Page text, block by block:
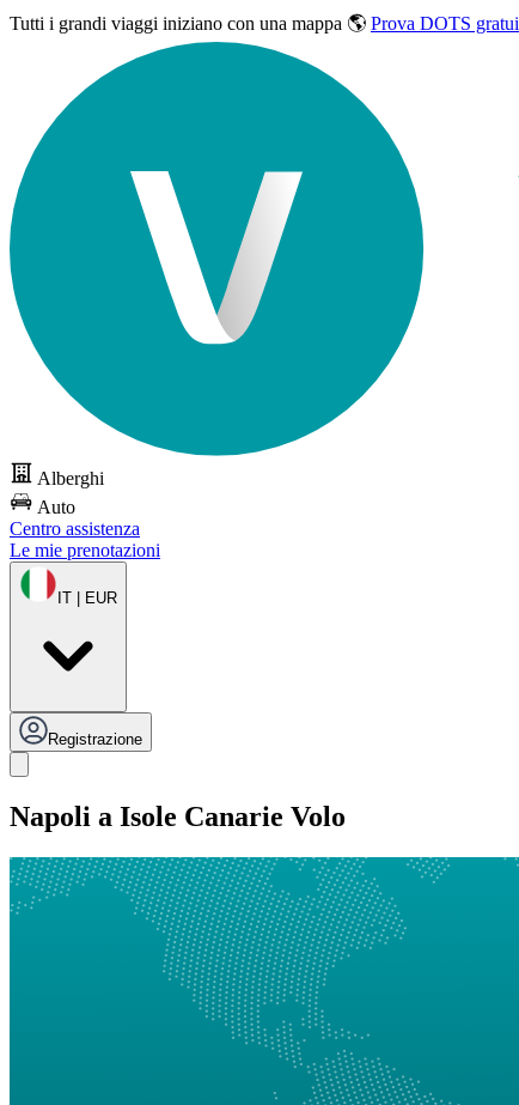
Tutti i grandi viaggi iniziano con una mappa 🌎 Prova DOTS
Alberghi
Auto
Centro assistenza
Le mie prenotazioni
IT | EUR
Registrazione
Napoli a Isole Canarie Volo